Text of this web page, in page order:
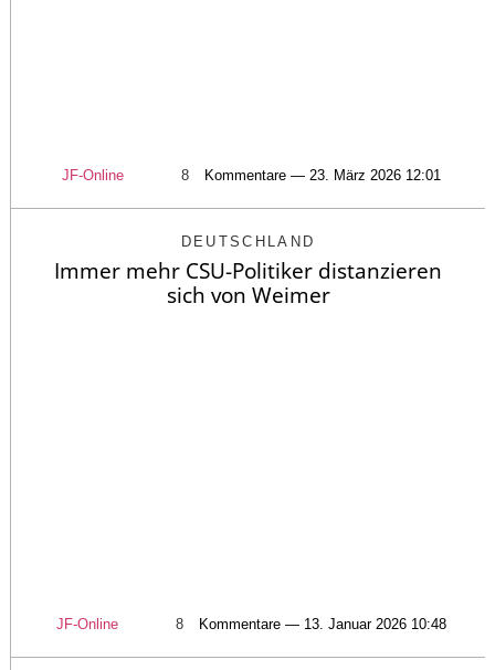
JF-Online 8 Kommentare — 23. März 2026 12:01
DEUTSCHLAND
Immer mehr CSU-Politiker distanzieren
sich von Weimer
JF-Online 8 Kommentare — 13. Januar 2026 10:48